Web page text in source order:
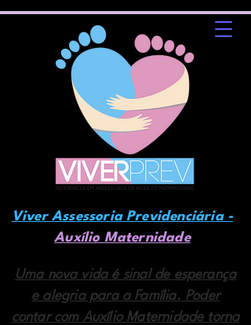
Uma nova vida é sinal de esperança
e alegria para a Família. Poder
contar com Auxílio Maternidade torna
Viver Assessoria Previdenciária -
Auxílio Maternidade